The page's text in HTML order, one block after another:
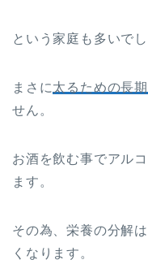
という家庭も多いでし
まさに太るための長
せん。
お酒を飲む事でアル
ます。
その為、栄養の分解
くなります。